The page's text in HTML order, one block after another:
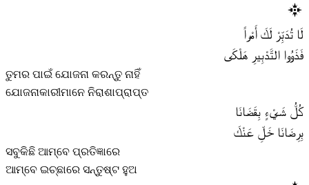
لَا تُدَبِّرْ لَكَ أَمْراً
فَذَوُوا التَّدْبِيرِ هَلْكَى
ତୁମର ପାଇଁ ଯୋଜନା କରନ୍ତୁ ନାହିଁ
ଯୋଜନାକାରୀମାନେ ନିରାଶାପ୍ରାପ୍ତ
كُلُّ شَيْءٍ بِقَضَانَا
بِرِضَانَا خَلِّ عَنْكَ
ସବୁକିଛି ଆମ୍ବେ ପ୍ରତିଜ୍ଞାରେ
ଆମ୍ବେ ଇଚ୍ଛାରେ ସନ୍ତୁଷ୍ଟ ହୁଅ